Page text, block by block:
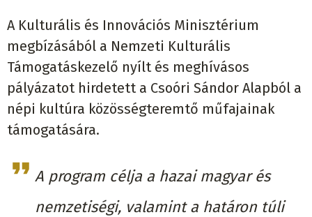
A Kulturális és Innovációs Minisztérium
megbízásából a Nemzeti Kulturális
Támogatáskezelő nyílt és meghívásos
pályázatot hirdetett a Csoóri Sándor Alapból a
népi kultúra közösségteremtő műfajainak
támogatására.
A program célja a hazai magyar és
nemzetiségi, valamint a határon túli